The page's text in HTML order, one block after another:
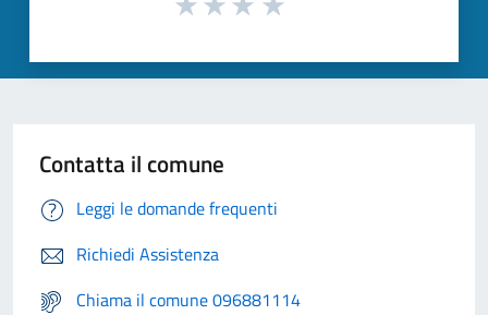
Contatta il comune
Leggi le domande frequenti
Richiedi Assistenza
Chiama il comune 096881114